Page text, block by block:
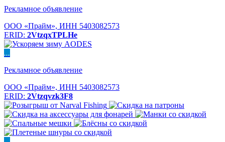
Рекламное объявление
ООО «Прайм», ИНН 5403082573
ERID: 2VtzqxTPLHe
...
Рекламное объявление
ООО «Прайм», ИНН 5403082573
ERID: 2Vtzqvzk3F8